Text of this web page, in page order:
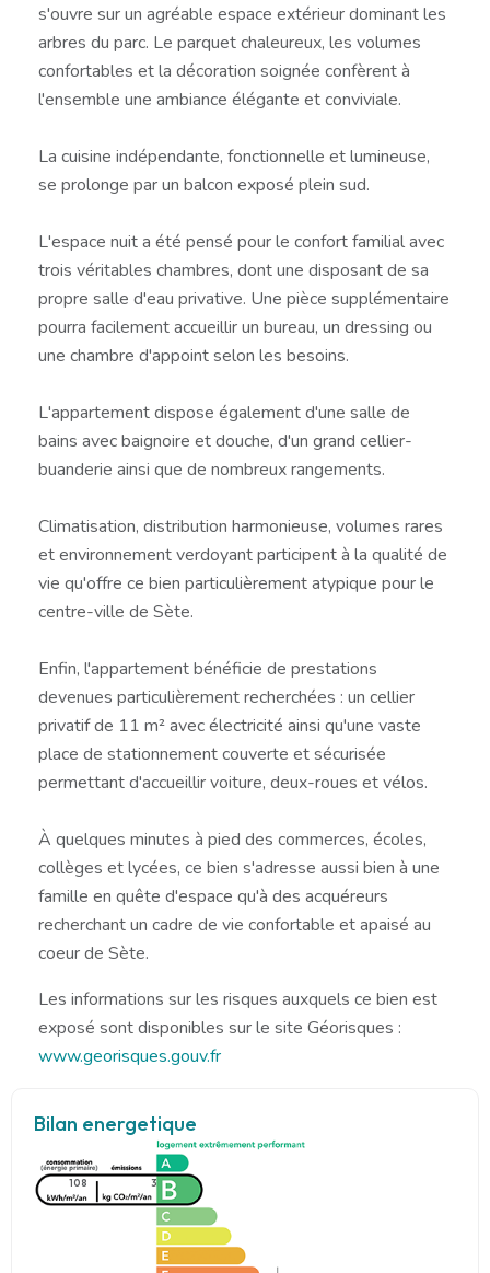
s'ouvre sur un agréable espace extérieur dominant les
arbres du parc. Le parquet chaleureux, les volumes
confortables et la décoration soignée confèrent à
l'ensemble une ambiance élégante et conviviale.
La cuisine indépendante, fonctionnelle et lumineuse,
se prolonge par un balcon exposé plein sud.
L'espace nuit a été pensé pour le confort familial avec
trois véritables chambres, dont une disposant de sa
propre salle d'eau privative. Une pièce supplémentaire
pourra facilement accueillir un bureau, un dressing ou
une chambre d'appoint selon les besoins.
L'appartement dispose également d'une salle de
bains avec baignoire et douche, d'un grand cellier-
buanderie ainsi que de nombreux rangements.
Climatisation, distribution harmonieuse, volumes rares
et environnement verdoyant participent à la qualité de
vie qu'offre ce bien particulièrement atypique pour le
centre-ville de Sète.
Enfin, l'appartement bénéficie de prestations
devenues particulièrement recherchées : un cellier
privatif de 11 m² avec électricité ainsi qu'une vaste
place de stationnement couverte et sécurisée
permettant d'accueillir voiture, deux-roues et vélos.
À quelques minutes à pied des commerces, écoles,
collèges et lycées, ce bien s'adresse aussi bien à une
famille en quête d'espace qu'à des acquéreurs
recherchant un cadre de vie confortable et apaisé au
coeur de Sète.
Les informations sur les risques auxquels ce bien est
exposé sont disponibles sur le site Géorisques :
www.georisques.gouv.fr
Bilan energetique
108 3